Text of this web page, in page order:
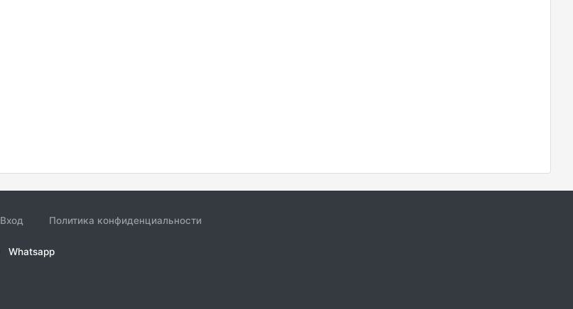
Вход Политика конфиденциальности
Whatsapp